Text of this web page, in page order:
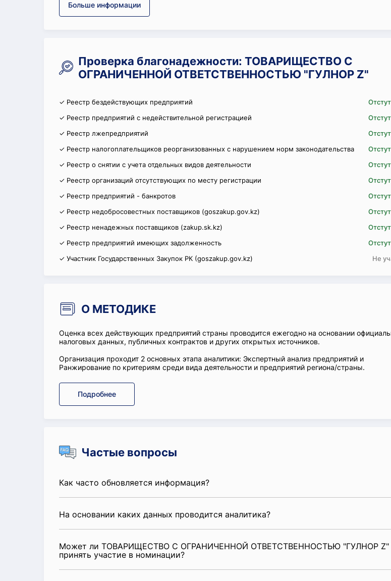
Больше информации
Проверка благонадежности: ТОВАРИЩЕСТВО С
ОГРАНИЧЕННОЙ ОТВЕТСТВЕННОСТЬЮ "ГУЛНОР Z"
✓ Реестр бездействующих предприятий
✓ Реестр предприятий с недействительной регистрацией
✓ Реестр лжепредприятий
✓ Реестр налогоплательщиков реорганизованных с нарушением норм законодательства
✓ Реестр о снятии с учета отдельных видов деятельности
✓ Реестр организаций отсутствующих по месту регистрации
✓ Реестр предприятий - банкротов
✓ Реестр недобросовестных поставщиков (goszakup.gov.kz)
✓ Реестр ненадежных поставщиков (zakup.sk.kz)
✓ Реестр предприятий имеющих задолженность
✓ Участник Государственных Закупок РК (goszakup.gov.kz)
Не
О МЕТОДИКЕ
Оценка всех действующих предприятий страны проводится ежегодно на основании
налоговых данных, публичных контрактов и других открытых источников.
Организация проходит 2 основных этапа аналитики: Экспертный анализ предприятий и
Ранжирование по критериям среди вида деятельности и предприятий региона/страны.
Подробнее
Частые вопросы
Как часто обновляется информация?
На основании каких данных проводится аналитика?
Может ли ТОВАРИЩЕСТВО С ОГРАНИЧЕННОЙ ОТВЕТСТВЕННОСТЬЮ "ГУЛНОР Z"
принять участие в номинации?